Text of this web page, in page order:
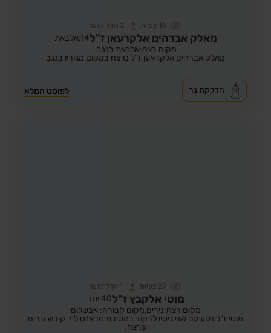
16 צפיות 2 הדליקו נר
מאלק אברהים אלקרעאן ז"ל14, אלבאת
מקום רצח:אלבאת בנגב,
מאלק אברהים אלקראען ז"ל נרצח במקום מגוריו בנגב
לפוסט המלא הדלקת נר
27 צפיות 1 הדליקו נר
מוטי אלקבץ ז"ל40, יתד
מקום רצח:נירים,מקום קבורה: אבשלום
מוטי ז"ל נסע עם שני גיסיו לרקוד במסיבת טראנס ליד קיבוץ נירים
ונרצח.